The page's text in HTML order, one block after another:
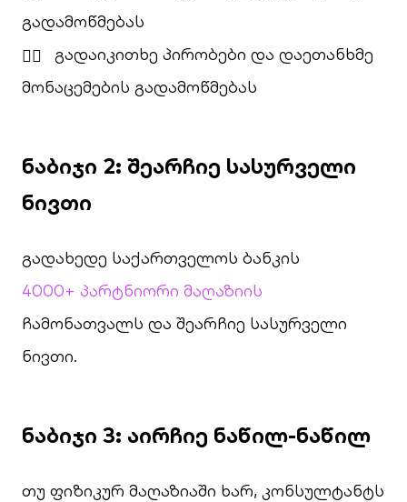
გადამოწმებას
გადაიკითხე პირობები და დაეთანხმე
მონაცემების გადამოწმებას
ნაბიჯი 2: შეარჩიე სასურველი
ნივთი
გადახედე საქართველოს ბანკის
4000+ პარტნიორი მაღაზიის
ჩამონათვალს და შეარჩიე სასურველი
ნივთი.
ნაბიჯი 3: აირჩიე ნაწილ-ნაწილ
თუ ფიზიკურ მაღაზიაში ხარ, კონსულტანტს